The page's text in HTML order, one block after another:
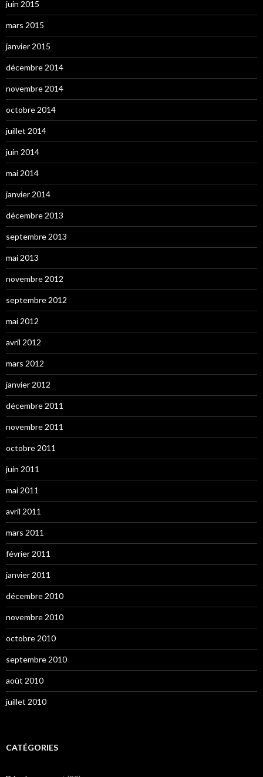
juin 2015
mars 2015
janvier 2015
décembre 2014
novembre 2014
octobre 2014
juillet 2014
juin 2014
mai 2014
janvier 2014
décembre 2013
septembre 2013
mai 2013
novembre 2012
septembre 2012
mai 2012
avril 2012
mars 2012
janvier 2012
décembre 2011
novembre 2011
octobre 2011
juin 2011
mai 2011
avril 2011
mars 2011
février 2011
janvier 2011
décembre 2010
novembre 2010
octobre 2010
septembre 2010
août 2010
juillet 2010
CATÉGORIES